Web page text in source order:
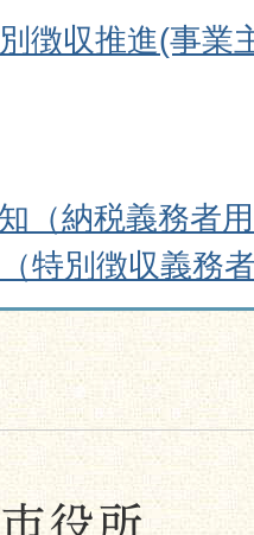
徴収推進(事業
（納税義務者
特別徴収義務